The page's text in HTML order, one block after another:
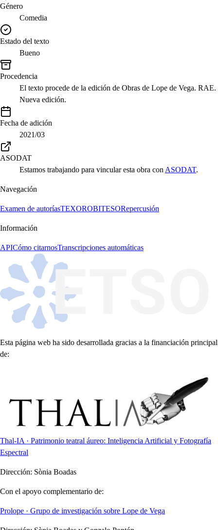
Género
Comedia
Estado del texto
Bueno
Procedencia
El texto procede de la edición de Obras de Lope de Vega. RAE.
Nueva edición.
Fecha de adición
2021/03
ASODAT
Estamos trabajando para vincular esta obra con ASODAT.
Navegación
Examen de autoríasTEXOROBITESORepercusión
Información
APICómo citarnosTranscripciones automáticas
Esta página web ha sido desarrollada gracias a la financiación principal
de:
Thal-IA · Patrimonio teatral áureo: Inteligencia Artificial y Fotografía
Espectral
Dirección: Sònia Boadas
Con el apoyo complementario de:
Prolope · Grupo de investigación sobre Lope de Vega